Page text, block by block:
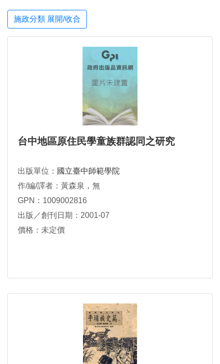
施政分類 展開/收合
台中地區原住民學童族群認同之研究
出版單位： 國立臺中師範學院
作/編/譯者：黃森泉，無
GPN：1009002816
出版／創刊日期：2001-07
價格：未定價